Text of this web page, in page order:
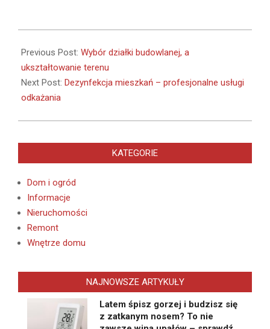
04-
23
Previous Post: Wybór działki budowlanej, a
ukształtowanie terenu
Next Post: Dezynfekcja mieszkań – profesjonalne usługi
odkażania
KATEGORIE
Dom i ogród
Informacje
Nieruchomości
Remont
Wnętrze domu
NAJNOWSZE ARTYKUŁY
Latem śpisz gorzej i budzisz się
z zatkanym nosem? To nie